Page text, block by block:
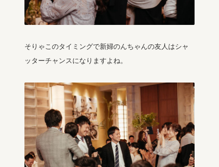
そりゃこのタイミングで新婦のんちゃんの友人はシャ
ッターチャンスになりますよね。